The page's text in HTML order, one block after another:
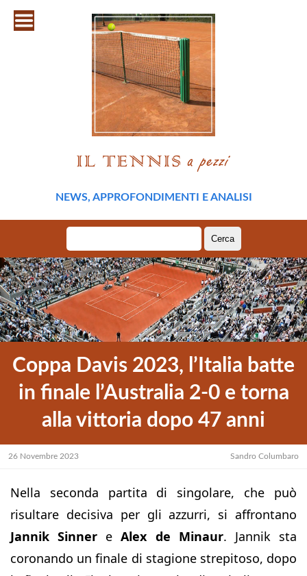
NEWS, APPROFONDIMENTI E ANALISI
per:
Coppa Davis 2023, l’Italia batte
in finale l’Australia 2-0 e torna
alla vittoria dopo 47 anni
26 Novembre 2023 Sandro Columbaro
Nella seconda partita di singolare, che può
risultare decisiva per gli azzurri, si affrontano
Jannik Sinner eAlex de Minaur. Jannik sta
coronando un finale di stagione strepitoso, dopo